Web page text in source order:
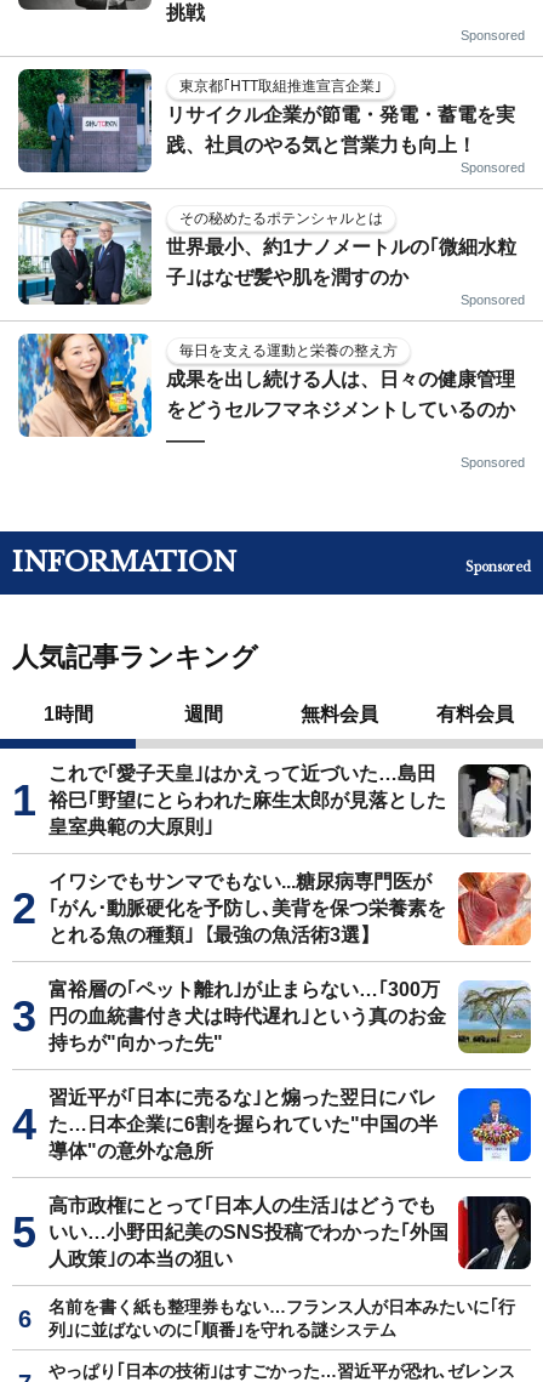
挑戦
Sponsored
東京都｢HTT取組推進宣言企業｣
リサイクル企業が節電・発電・蓄電を実
践、社員のやる気と営業力も向上！
Sponsored
その秘めたるポテンシャルとは
世界最小、約1ナノメートルの｢微細水粒
子｣はなぜ髪や肌を潤すのか
Sponsored
毎日を支える運動と栄養の整え方
成果を出し続ける人は、日々の健康管理
をどうセルフマネジメントしているのか
——
Sponsored
INFORMATION Sponsored
人気記事ランキング
1時間 週間 無料会員 有料会員
これで｢愛子天皇｣はかえって近づいた…島田
裕巳｢野望にとらわれた麻生太郎が見落とした
皇室典範の大原則｣
イワシでもサンマでもない...糖尿病専門医が
｢がん･動脈硬化を予防し､美背を保つ栄養素を
とれる魚の種類｣【最強の魚活術3選】
富裕層の｢ペット離れ｣が止まらない…｢300万
円の血統書付き犬は時代遅れ｣という真のお金
持ちが"向かった先"
習近平が｢日本に売るな｣と煽った翌日にバレ
た…日本企業に6割を握られていた"中国の半
導体"の意外な急所
高市政権にとって｢日本人の生活｣はどうでも
いい…小野田紀美のSNS投稿でわかった｢外国
人政策｣の本当の狙い
名前を書く紙も整理券もない…フランス人が日本みたいに｢行
列｣に並ばないのに｢順番｣を守れる謎システム
やっぱり｢日本の技術｣はすごかった…習近平が恐れ､ゼレンス